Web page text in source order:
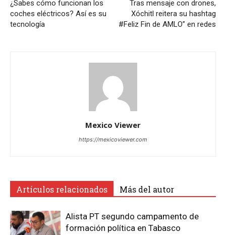
¿Sabes cómo funcionan los
coches eléctricos? Así es su
tecnología
Tras mensaje con drones,
Xóchitl reitera su hashtag
#Feliz Fin de AMLO” en redes
Mexico Viewer
https://mexicoviewer.com
Artículos relacionados Más del autor
Alista PT segundo campamento de
formación política en Tabasco